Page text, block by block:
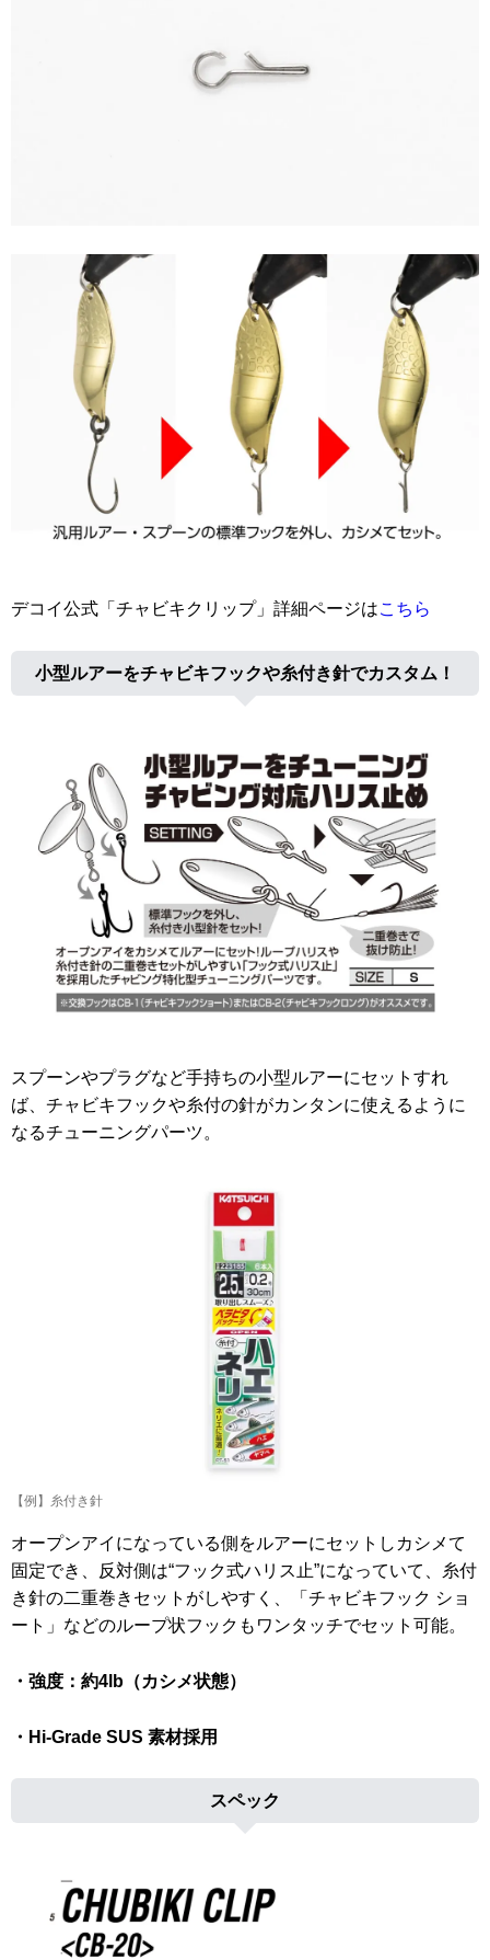
デコイ公式「チャビキクリップ」詳細ページはこちら
小型ルアーをチャビキフックや糸付き針でカスタム！
スプーンやプラグなど手持ちの小型ルアーにセットすれ
ば、チャビキフックや糸付の針がカンタンに使えるように
なるチューニングパーツ。
【例】糸付き針
オープンアイになっている側をルアーにセットしカシメて
固定でき、反対側は“フック式ハリス止”になっていて、糸付
き針の二重巻きセットがしやすく、「チャビキフック ショ
ート」などのループ状フックもワンタッチでセット可能。
・強度：約4lb（カシメ状態）
・Hi-Grade SUS 素材採用
スペック